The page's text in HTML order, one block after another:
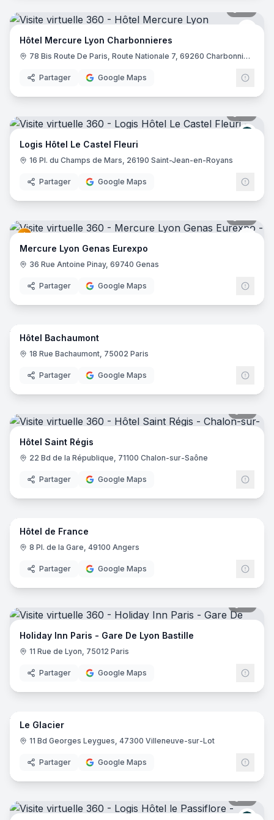
Hôtel Mercure Lyon Charbonnieres
78 Bis Route De Paris, Route Nationale 7, 69260 Charbonnières-les-Bains
Partager Google Maps
Logis Hôtel Le Castel Fleuri
16 Pl. du Champs de Mars, 26190 Saint-Jean-en-Royans
Partager Google Maps
Mercure Lyon Genas Eurexpo
36 Rue Antoine Pinay, 69740 Genas
Partager Google Maps
10
Hôtel Bachaumont
18 Rue Bachaumont, 75002 Paris
Partager Google Maps
Hôtel Saint Régis
22 Bd de la République, 71100 Chalon-sur-Saône
Partager Google Maps
8
Hôtel de France
8 Pl. de la Gare, 49100 Angers
Partager Google Maps
Holiday Inn Paris - Gare De Lyon Bastille
11 Rue de Lyon, 75012 Paris
Partager Google Maps
24
Le Glacier
11 Bd Georges Leygues, 47300 Villeneuve-sur-Lot
Partager Google Maps